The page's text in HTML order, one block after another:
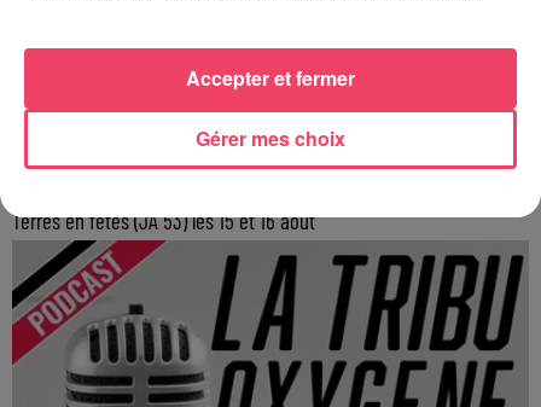
Terres en fêtes (JA 53) les 15 et 16 août
Gérer mes choix
Accepter et fermer